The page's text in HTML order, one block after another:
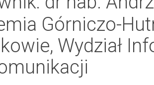
Górniczo-
Wydział